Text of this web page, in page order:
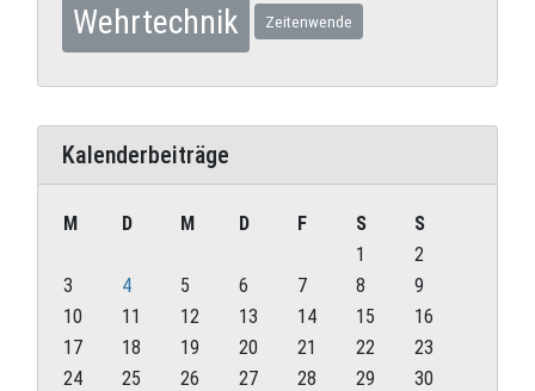
Wehrtechnik Zeitenwende
Kalenderbeiträge
M D M D F S
S
1
2
3
4 5 6 7 8
9
10
11 12 13 14 15
16
17
18 19 20 21 22
23
24
25 26 27 28 29
30